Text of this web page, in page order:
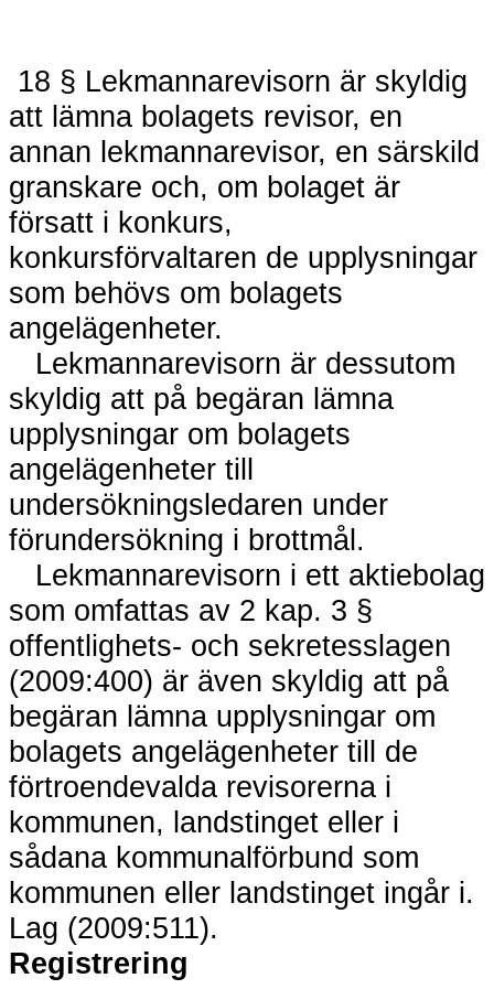
18 § Lekmannarevisorn är skyldig
att lämna bolagets revisor, en
annan lekmannarevisor, en särskild
granskare och, om bolaget är
försatt i konkurs,
konkursförvaltaren de upplysningar
som behövs om bolagets
angelägenheter.
Lekmannarevisorn är dessutom
skyldig att på begäran lämna
upplysningar om bolagets
angelägenheter till
undersökningsledaren under
förundersökning i brottmål.
Lekmannarevisorn i ett aktiebolag
som omfattas av 2 kap. 3 §
offentlighets- och sekretesslagen
(2009:400) är även skyldig att på
begäran lämna upplysningar om
bolagets angelägenheter till de
förtroendevalda revisorerna i
kommunen, landstinget eller i
sådana kommunalförbund som
kommunen eller landstinget ingår i.
Lag (2009:511).
Registrering